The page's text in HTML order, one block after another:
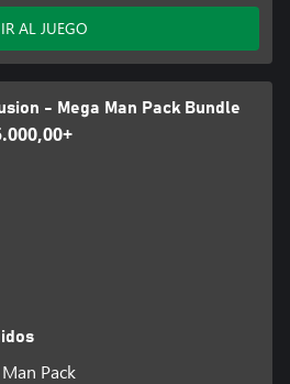
IR AL JUEGO
- Mega Man Pack Bundle
Pack